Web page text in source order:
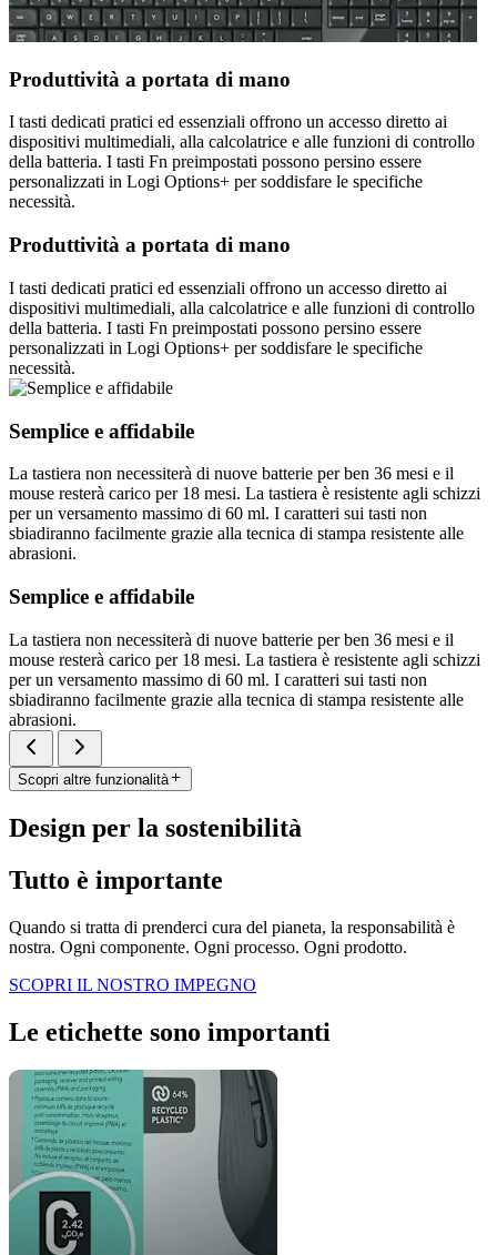
Produttività a portata di mano
I tasti dedicati pratici ed essenziali offrono un accesso diretto ai
dispositivi multimediali, alla calcolatrice e alle funzioni di controllo
della batteria. I tasti Fn preimpostati possono persino essere
personalizzati in Logi Options+ per soddisfare le specifiche
necessità.
Produttività a portata di mano
I tasti dedicati pratici ed essenziali offrono un accesso diretto ai
dispositivi multimediali, alla calcolatrice e alle funzioni di controllo
della batteria. I tasti Fn preimpostati possono persino essere
personalizzati in Logi Options+ per soddisfare le specifiche
necessità.
Semplice e affidabile
La tastiera non necessiterà di nuove batterie per ben 36 mesi e il
mouse resterà carico per 18 mesi. La tastiera è resistente agli schizzi
per un versamento massimo di 60 ml. I caratteri sui tasti non
sbiadiranno facilmente grazie alla tecnica di stampa resistente alle
abrasioni.
Semplice e affidabile
La tastiera non necessiterà di nuove batterie per ben 36 mesi e il
mouse resterà carico per 18 mesi. La tastiera è resistente agli schizzi
per un versamento massimo di 60 ml. I caratteri sui tasti non
sbiadiranno facilmente grazie alla tecnica di stampa resistente alle
abrasioni.
Scopri altre funzionalità
Design per la sostenibilità
Tutto è importante
Quando si tratta di prenderci cura del pianeta, la responsabilità è
nostra. Ogni componente. Ogni processo. Ogni prodotto.
SCOPRI IL NOSTRO IMPEGNO
Le etichette sono importanti